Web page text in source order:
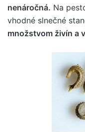
nenáročná. Na
vhodné slnečné
množstvom živín a